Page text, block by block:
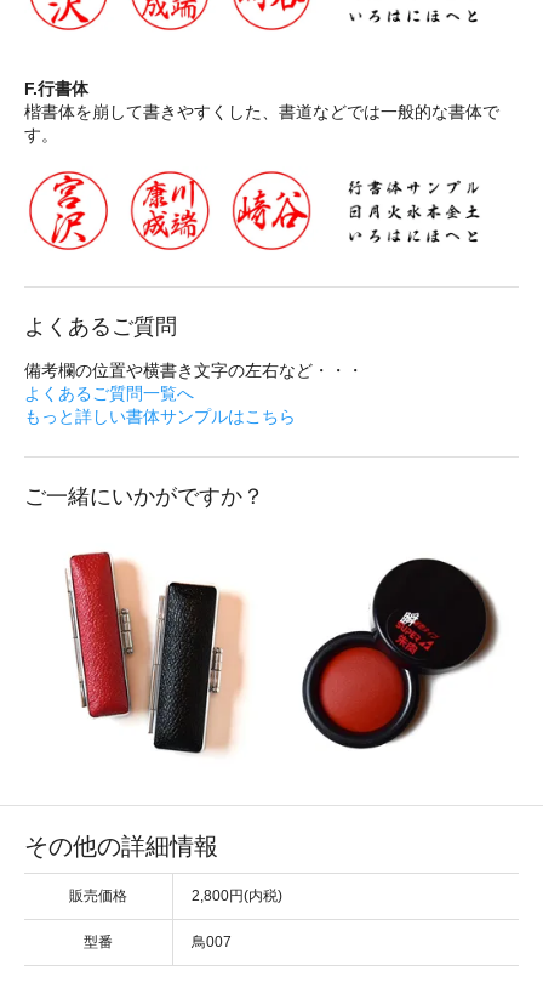
F.行書体
楷書体を崩して書きやすくした、書道などでは一般的な書体で
す。
よくあるご質問
備考欄の位置や横書き文字の左右など・・・
よくあるご質問一覧へ
もっと詳しい書体サンプルはこちら
ご一緒にいかがですか？
その他の詳細情報
販売価格 2,800円(内税)
型番 鳥007